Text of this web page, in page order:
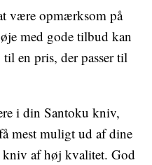
være opmærksom på
med gode tilbud kan
en pris, der passer til
i din Santoku kniv,
mest muligt ud af dine
af høj kvalitet. God